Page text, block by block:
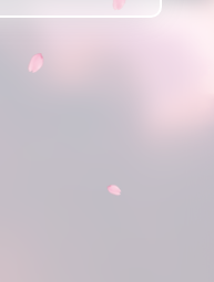
申请链接
号卡大全